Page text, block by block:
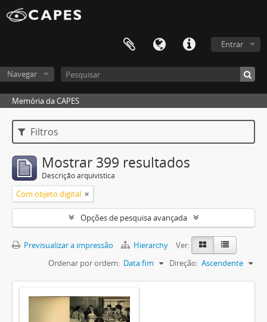
Entrar
Navegar
Memória da CAPES
Filtros
Mostrar 399 resultados
Descrição arquivística
Com objeto digital
Opções de pesquisa avançada
Previsualizar a impressão Hierarchy
Ver:
Ordenar por ordem: Data fim Direção: Ascendente